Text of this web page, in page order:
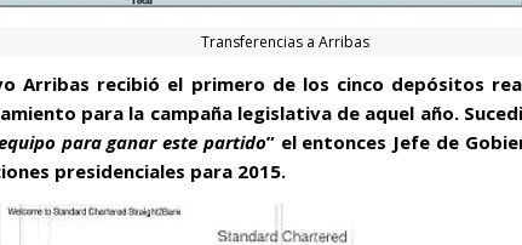
Transferencias a Arribas
Arribas recibió el primero de los cinco depósitos
para la campaña legislativa de aquel año.
para ganar este partido” el entonces Jefe de
presidenciales para 2015.